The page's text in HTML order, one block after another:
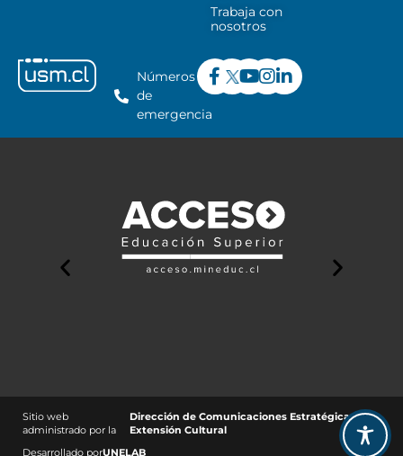
Trabaja con
nosotros
Números
de
emergencia
Sitio web
administrado por la
Dirección de Comunicaciones Estratégicas y
Extensión Cultural
Desarrollado porUNELAB